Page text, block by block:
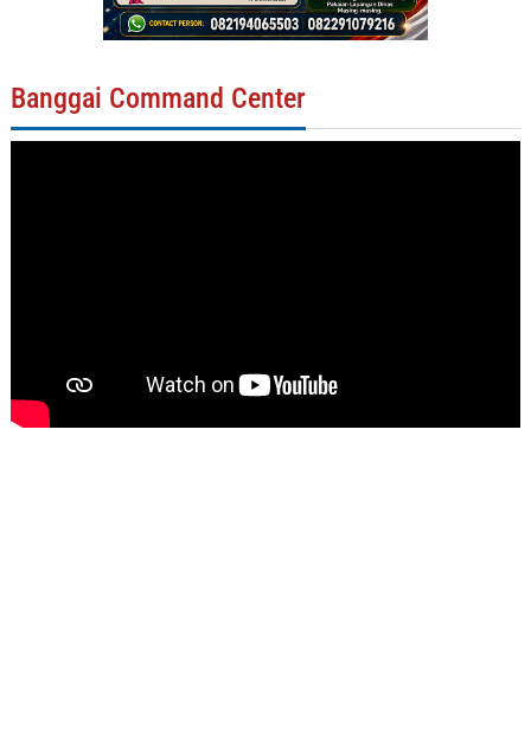
Banggai Command Center